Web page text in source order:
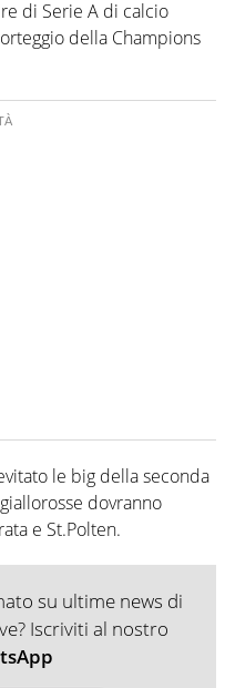
di Serie A di calcio
della Champions
le big della seconda
dovranno
e St.Polten.
su ultime news di
Iscriviti al nostro